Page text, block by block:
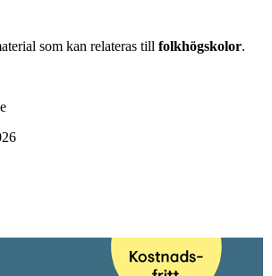
som kan relateras till folkhögskolor.